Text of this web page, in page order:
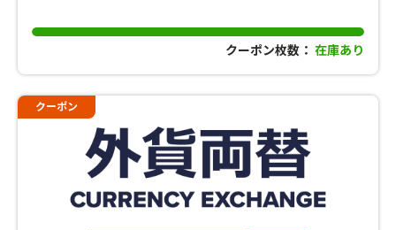
クーポン枚数： 在庫あり
クーポン